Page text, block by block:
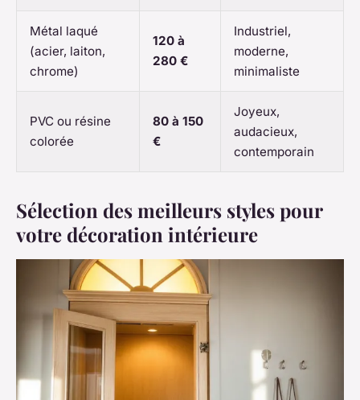
Métal laqué
(acier, laiton,
chrome)
120 à
280 €
Industriel,
moderne,
minimaliste
PVC ou résine
colorée
80 à 150
€
Joyeux,
audacieux,
contemporain
Sélection des meilleurs styles pour
votre décoration intérieure